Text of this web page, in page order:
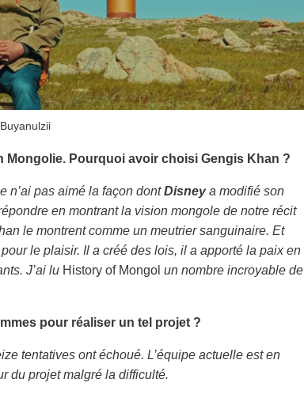
Mongolie. Pourquoi avoir choisi Gengis Khan ?
n’ai pas aimé la façon dontDisneya modifié son
en montrant la vision mongole de notre récit
le montrent comme un meutrier sanguinaire. Et
le plaisir. Il a créé des lois, il a apporté la paix en
J’ai lu History of Mongol un nombre incroyable de
pour réaliser un tel projet ?
tentatives ont échoué. L’équipe actuelle est en
du projet malgré la difficulté.